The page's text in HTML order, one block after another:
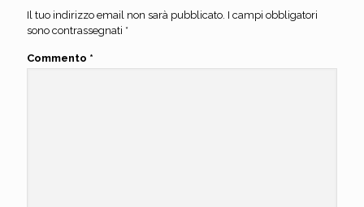
Il tuo indirizzo email non sarà pubblicato. I campi obbligatori
sono contrassegnati *
Commento *